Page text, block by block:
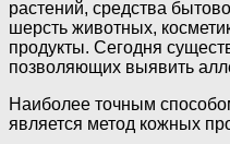
растений, средства
шерсть животных,
продукты. Сегодня
позволяющих выявить
Наиболее точным
является метод кожных